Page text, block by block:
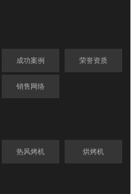
成功案例 荣誉资质
销售网络
热风烤机 烘烤机